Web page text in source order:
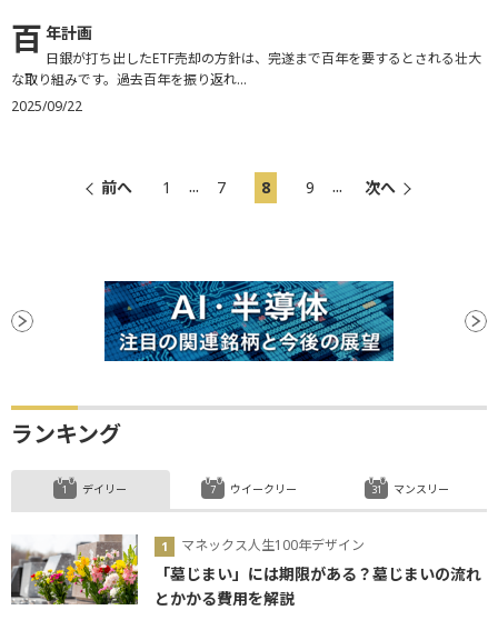
百 年計画
日銀が打ち出したETF売却の方針は、完遂まで百年を要するとされる壮大
な取り組みです。過去百年を振り返れ...
2025/09/22
前へ 1 ... 7 8 9 ... 次へ
ランキング
デイリー
マネックス人生100年デザイン
「墓じまい」には期限がある？墓じまいの流れ
とかかる費用を解説
ウイークリー マンスリー